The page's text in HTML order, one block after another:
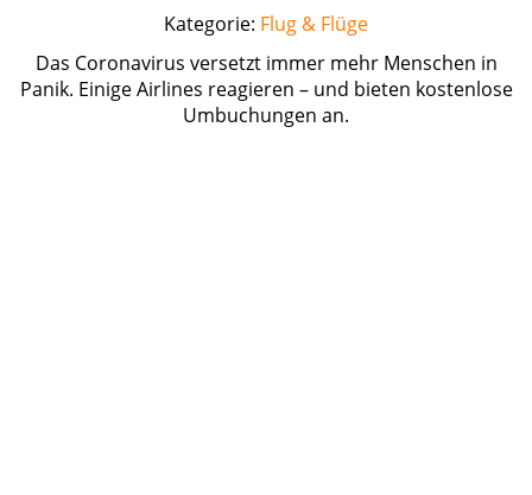
Kategorie: Flug & Flüge
Das Coronavirus versetzt immer mehr Menschen in
Panik. Einige Airlines reagieren – und bieten kostenlose
Umbuchungen an.